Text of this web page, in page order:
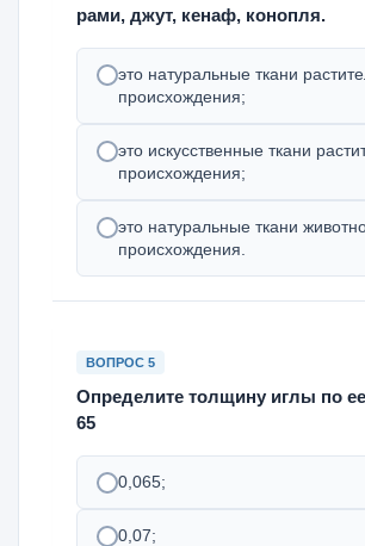
рами, джут, кенаф, конопля.
это натуральные ткани
происхождения;
это искусственные ткани
происхождения;
это натуральные ткани
происхождения.
ВОПРОС 5
Определите толщину иглы по
65
0,065;
0,07;